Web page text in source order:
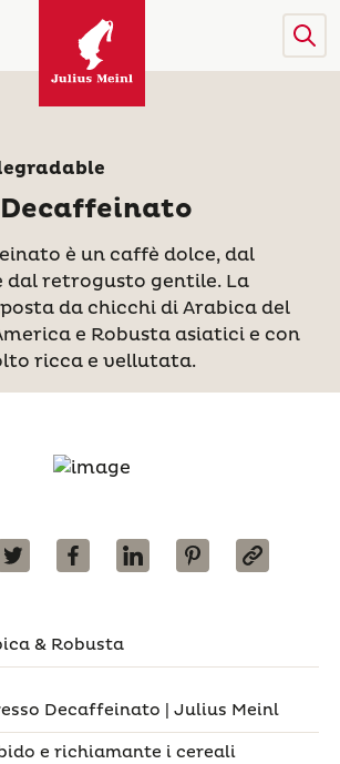
Decaffeinato
è un caffè dolce, dal
dal retrogusto gentile. La
da chicchi di Arabica del
e Robusta asiatici e con
ricca e vellutata.
& Robusta
Decaffeinato | Julius Meinl
e richiamante i cereali